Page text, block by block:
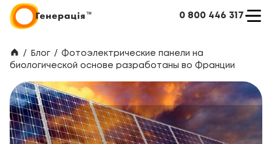
0 800 446 317
/ Блог / Фотоэлектрические панели на
биологической основе разработаны во Франции